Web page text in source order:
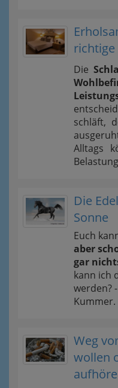
Die
schläft,
Alltags
Die
Sonne
Euch
aber
gar
kann ich
werden?
Kummer.
Weg
wollen